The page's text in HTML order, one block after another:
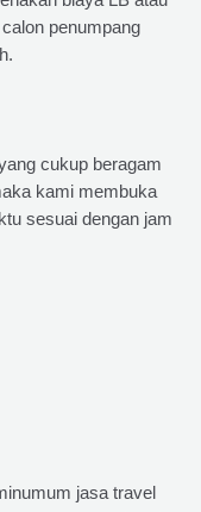
penumpang
cukup beragam
kami membuka
sesuai dengan jam
jasa travel